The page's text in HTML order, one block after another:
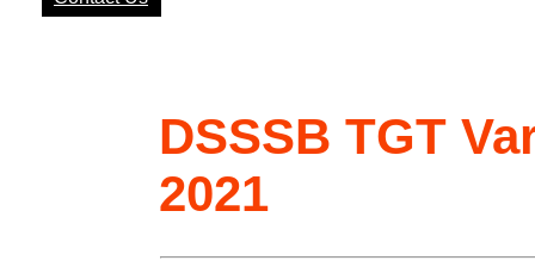
DSSSB TGT
2021